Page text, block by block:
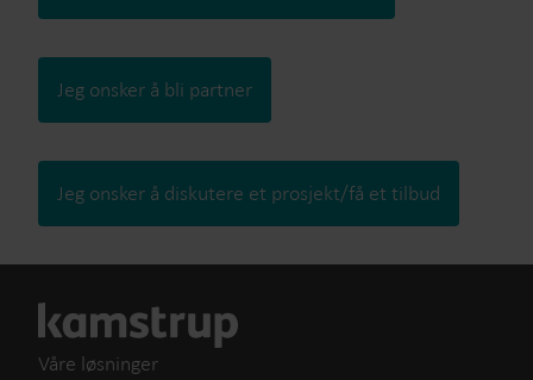
Jeg onsker å bli partner
Jeg onsker å diskutere et prosjekt/få et tilbud
Våre løsninger